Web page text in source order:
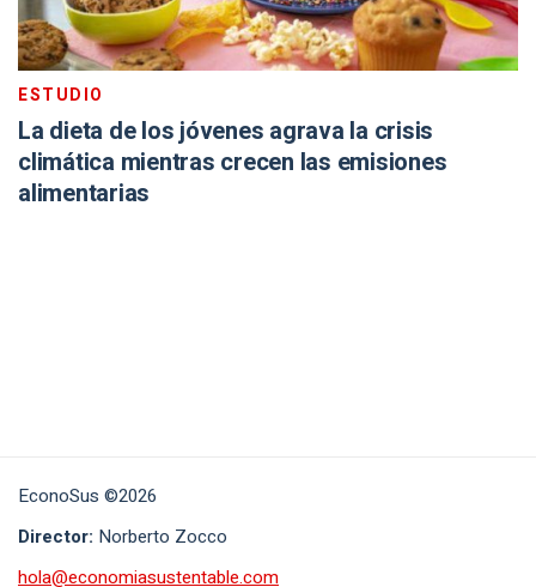
ESTUDIO
La dieta de los jóvenes agrava la crisis
climática mientras crecen las emisiones
alimentarias
EconoSus ©2026
Director: Norberto Zocco
hola@economiasustentable.com